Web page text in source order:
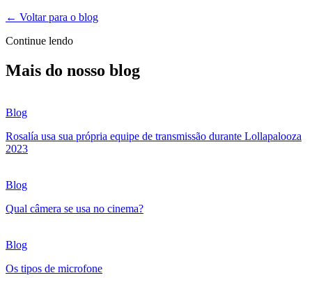
← Voltar para o blog
Continue lendo
Mais do nosso blog
Blog
Rosalía usa sua própria equipe de transmissão durante Lollapalooza
2023
Blog
Qual câmera se usa no cinema?
Blog
Os tipos de microfone